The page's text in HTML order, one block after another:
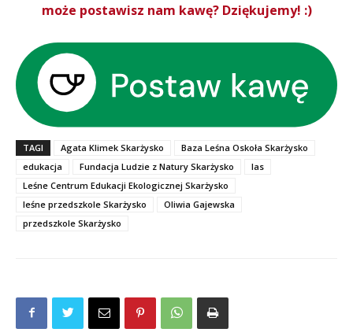
może postawisz nam kawę? Dziękujemy! :)
TAGI Agata Klimek Skarżysko
Baza Leśna Oskoła Skarżysko
edukacja
Fundacja Ludzie z Natury Skarżysko
las
Leśne Centrum Edukacji Ekologicznej Skarżysko
leśne przedszkole Skarżysko
Oliwia Gajewska
przedszkole Skarżysko